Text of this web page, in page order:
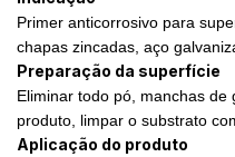
Primer anticorrosivo para
chapas zincadas, aço
Preparação da superfície
Eliminar todo pó, manchas
produto, limpar o substrato
Aplicação do produto